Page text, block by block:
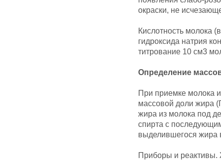
окраски, не
Кислотность молока
гидроксида натрия
титрование 10 см3
Определение
При приемке молока
массовой доли жира
жира из молока под
спирта с
выделившегося жира
Приборы и